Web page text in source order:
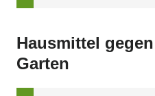
Hausmittel
Garten